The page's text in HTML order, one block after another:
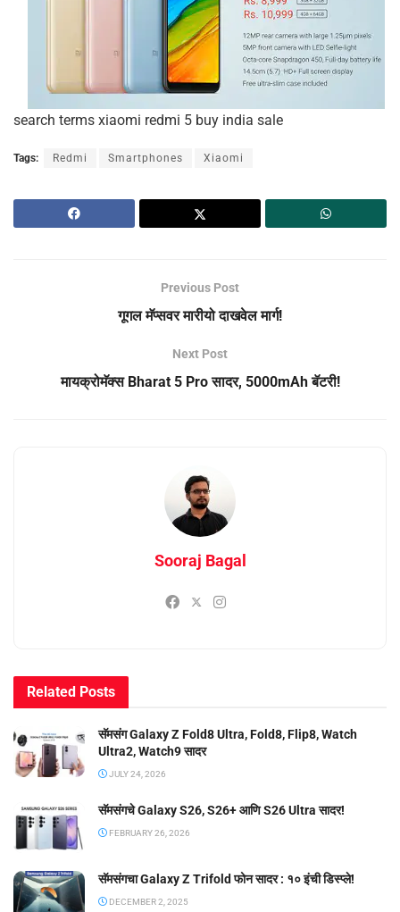
search terms xiaomi redmi 5 buy india sale
Tags: Redmi Smartphones Xiaomi
Previous Post
गूगल मॅप्सवर मारीयो दाखवेल मार्ग!
Next Post
मायक्रोमॅक्स Bharat 5 Pro सादर, 5000mAh बॅटरी!
Sooraj Bagal
Related Posts
सॅमसंग Galaxy Z Fold8 Ultra, Fold8, Flip8, Watch
Ultra2, Watch9 सादर
JULY 24, 2026
सॅमसंगचे Galaxy S26, S26+ आणि S26 Ultra सादर!
FEBRUARY 26, 2026
सॅमसंगचा Galaxy Z Trifold फोन सादर : १० इंची डिस्प्ले!
DECEMBER 2, 2025